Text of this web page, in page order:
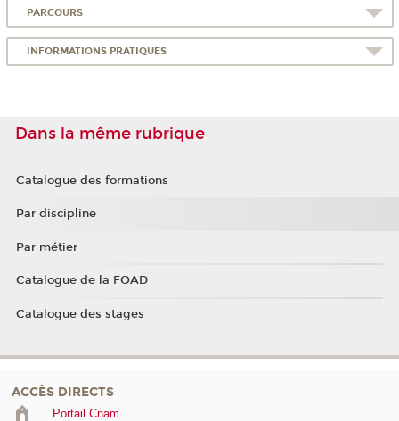
PARCOURS
INFORMATIONS PRATIQUES
Dans la même rubrique
Catalogue des formations
Par discipline
Par métier
Catalogue de la FOAD
Catalogue des stages
ACCÈS DIRECTS
Portail Cnam